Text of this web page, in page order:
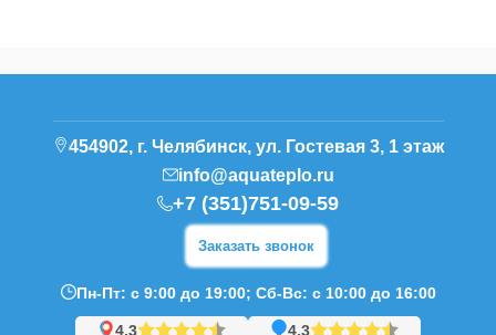
454902, г. Челябинск, ул. Гостевая 3, 1 этаж
info@aquateplo.ru
+7 (351)751-09-59
Заказать звонок
Пн-Пт: с 9:00 до 19:00; Сб-Вс: с 10:00 до 16:00
4,3 4,3